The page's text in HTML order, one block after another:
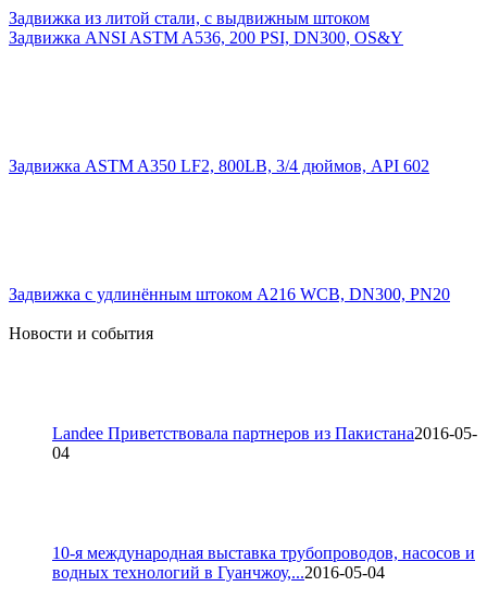
Задвижка из литой стали, с выдвижным штоком
Задвижка ANSI ASTM A536, 200 PSI, DN300, OS&Y
Задвижка ASTM A350 LF2, 800LB, 3/4 дюймов, API 602
Задвижка с удлинённым штоком A216 WCB, DN300, PN20
Новости и события
Landee Приветствовала партнеров из Пакистана2016-05-
04
10-я международная выставка трубопроводов, насосов и
водных технологий в Гуанчжоу,...2016-05-04